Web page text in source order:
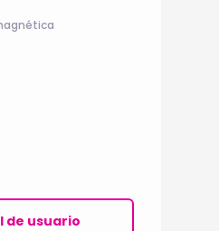
de usuario